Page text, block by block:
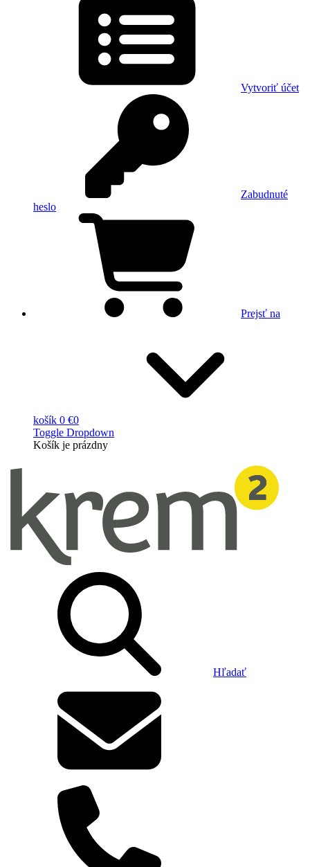
Vytvoriť účet
Zabudnuté
heslo
Prejsť na
košík 0 €0
Toggle Dropdown
Košík je prázdny
Hľadať